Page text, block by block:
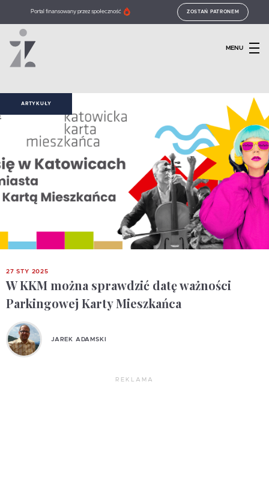
Portal finansowany przez społeczność ZOSTAŃ PATRONEM
MENU
ARTYKUŁY
27 STY 2025
W KKM można sprawdzić datę ważności
Parkingowej Karty Mieszkańca
JAREK ADAMSKI
REKLAMA